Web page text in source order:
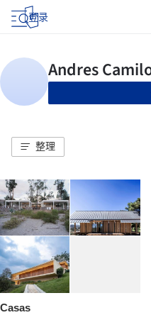
登录
整理
Casas